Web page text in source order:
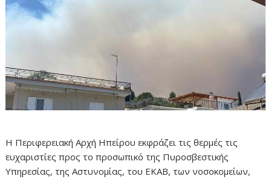
Η Περιφερειακή Αρχή Ηπείρου εκφράζει τις θερμές τις
ευχαριστίες προς το προσωπικό της Πυροσβεστικής
Υπηρεσίας, της Αστυνομίας, του ΕΚΑΒ, των νοσοκομείων,